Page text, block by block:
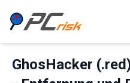
GhosHacker